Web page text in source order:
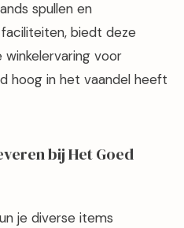
spullen en
biedt deze
winkelervaring voor
hoog in het vaandel heeft
bij Het Goed
je diverse items